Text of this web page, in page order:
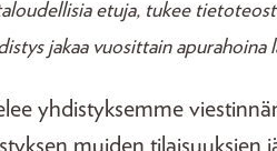
etuja, tukee
jakaa vuosittain apurahoina
yhdistyksemme
muiden tilaisuuksien